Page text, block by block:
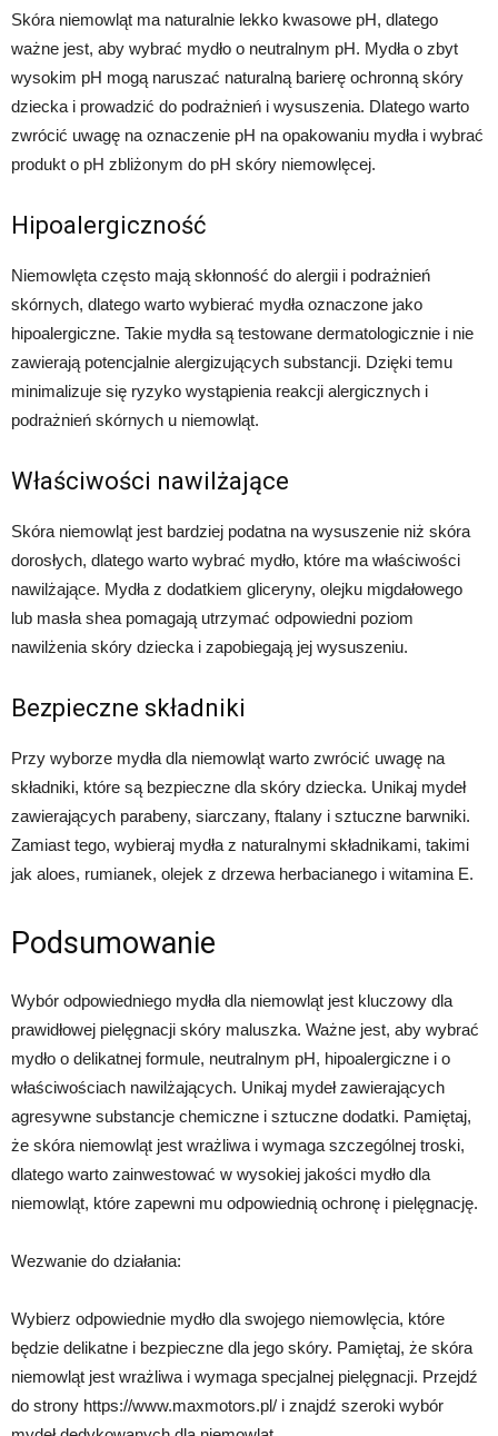
Skóra niemowląt ma naturalnie lekko kwasowe pH, dlatego
ważne jest, aby wybrać mydło o neutralnym pH. Mydła o zbyt
wysokim pH mogą naruszać naturalną barierę ochronną skóry
dziecka i prowadzić do podrażnień i wysuszenia. Dlatego warto
zwrócić uwagę na oznaczenie pH na opakowaniu mydła i wybrać
produkt o pH zbliżonym do pH skóry niemowlęcej.
Hipoalergiczność
Niemowlęta często mają skłonność do alergii i podrażnień
skórnych, dlatego warto wybierać mydła oznaczone jako
hipoalergiczne. Takie mydła są testowane dermatologicznie i nie
zawierają potencjalnie alergizujących substancji. Dzięki temu
minimalizuje się ryzyko wystąpienia reakcji alergicznych i
podrażnień skórnych u niemowląt.
Właściwości nawilżające
Skóra niemowląt jest bardziej podatna na wysuszenie niż skóra
dorosłych, dlatego warto wybrać mydło, które ma właściwości
nawilżające. Mydła z dodatkiem gliceryny, olejku migdałowego
lub masła shea pomagają utrzymać odpowiedni poziom
nawilżenia skóry dziecka i zapobiegają jej wysuszeniu.
Bezpieczne składniki
Przy wyborze mydła dla niemowląt warto zwrócić uwagę na
składniki, które są bezpieczne dla skóry dziecka. Unikaj mydeł
zawierających parabeny, siarczany, ftalany i sztuczne barwniki.
Zamiast tego, wybieraj mydła z naturalnymi składnikami, takimi
jak aloes, rumianek, olejek z drzewa herbacianego i witamina E.
Podsumowanie
Wybór odpowiedniego mydła dla niemowląt jest kluczowy dla
prawidłowej pielęgnacji skóry maluszka. Ważne jest, aby wybrać
mydło o delikatnej formule, neutralnym pH, hipoalergiczne i o
właściwościach nawilżających. Unikaj mydeł zawierających
agresywne substancje chemiczne i sztuczne dodatki. Pamiętaj,
że skóra niemowląt jest wrażliwa i wymaga szczególnej troski,
dlatego warto zainwestować w wysokiej jakości mydło dla
niemowląt, które zapewni mu odpowiednią ochronę i pielęgnację.
Wezwanie do działania:
Wybierz odpowiednie mydło dla swojego niemowlęcia, które
będzie delikatne i bezpieczne dla jego skóry. Pamiętaj, że skóra
niemowląt jest wrażliwa i wymaga specjalnej pielęgnacji. Przejdź
do strony https://www.maxmotors.pl/ i znajdź szeroki wybór